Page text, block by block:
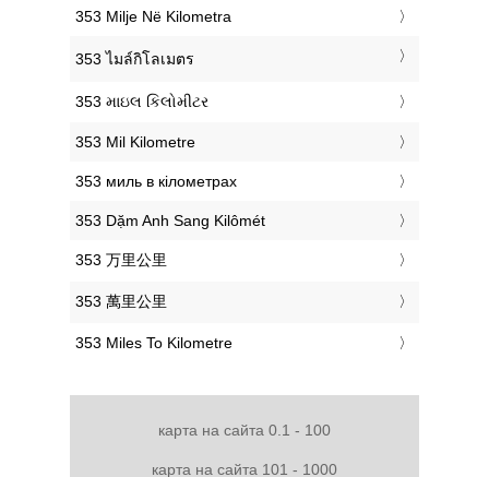
‎353 Milje Në Kilometra
‎353 ไมล์กิโลเมตร
‎353 માઇલ કિલોમીટર
‎353 Mil Kilometre
‎353 миль в кілометрах
‎353 Dặm Anh Sang Kilômét
‎353 万里公里
‎353 萬里公里
‎353 Miles To Kilometre
карта на сайта 0.1 - 100
карта на сайта 101 - 1000